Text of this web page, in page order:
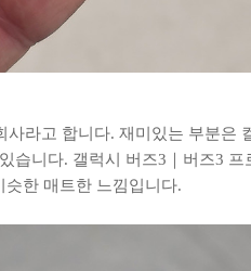
라고 합니다. 재미있는 부분은
니다. 갤럭시 버즈3｜버즈3 프
한 매트한 느낌입니다.